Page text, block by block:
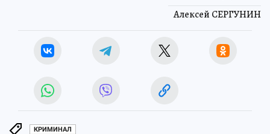
Алексей СЕРГУНИН
КРИМИНАЛ